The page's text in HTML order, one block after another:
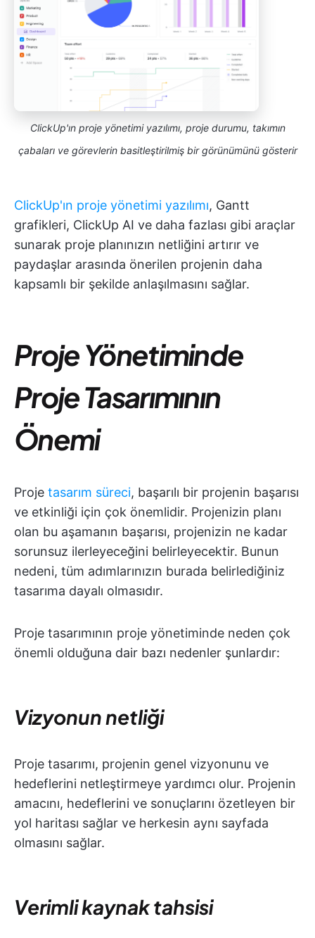
ClickUp'ın proje yönetimi yazılımı, proje durumu, takımın
çabaları ve görevlerin basitleştirilmiş bir görünümünü gösterir
ClickUp'ın proje yönetimi yazılımı, Gantt
grafikleri, ClickUp AI ve daha fazlası gibi araçlar
sunarak proje planınızın netliğini artırır ve
paydaşlar arasında önerilen projenin daha
kapsamlı bir şekilde anlaşılmasını sağlar.
Proje Yönetiminde
Proje Tasarımının
Önemi
Proje tasarım süreci, başarılı bir projenin başarısı
ve etkinliği için çok önemlidir. Projenizin planı
olan bu aşamanın başarısı, projenizin ne kadar
sorunsuz ilerleyeceğini belirleyecektir. Bunun
nedeni, tüm adımlarınızın burada belirlediğiniz
tasarıma dayalı olmasıdır.
Proje tasarımının proje yönetiminde neden çok
önemli olduğuna dair bazı nedenler şunlardır:
Vizyonun netliği
Proje tasarımı, projenin genel vizyonunu ve
hedeflerini netleştirmeye yardımcı olur. Projenin
amacını, hedeflerini ve sonuçlarını özetleyen bir
yol haritası sağlar ve herkesin aynı sayfada
olmasını sağlar.
Verimli kaynak tahsisi